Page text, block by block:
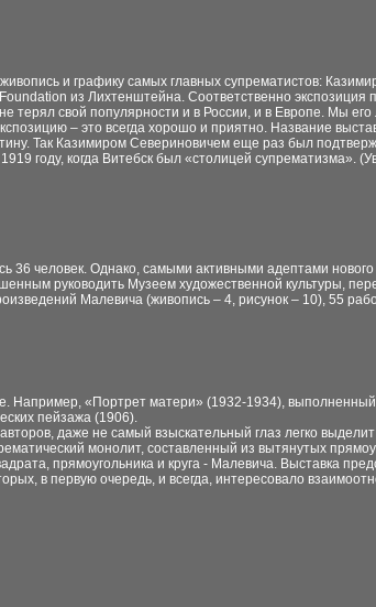
и графику самых главных супрематистов:
из Лихтенштейна. Соответственно экспозиция
терял свой популярности и в России, и в Европе. Мы
– это всегда хорошо и приятно. Название
Так Казимиром Севериновичем еще раз был
году, когда Витебск был «столицей супрематизма».
человек. Однако, самыми активными адептами нового
руководить Музеем художественной культуры,
Малевича (живопись – 4, рисунок – 10), 55
Например, «Портрет матери» (1932-1934),
пейзажа (1906).
даже не самый взыскательный глаз легко
монолит, составленный из вытянутых
прямоугольника и круга - Малевича. Выставка
в первую очередь, и всегда, интересовало